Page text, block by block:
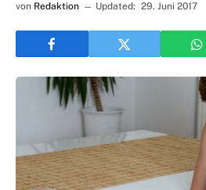
von Redaktion Updated: 29. Juni 2017